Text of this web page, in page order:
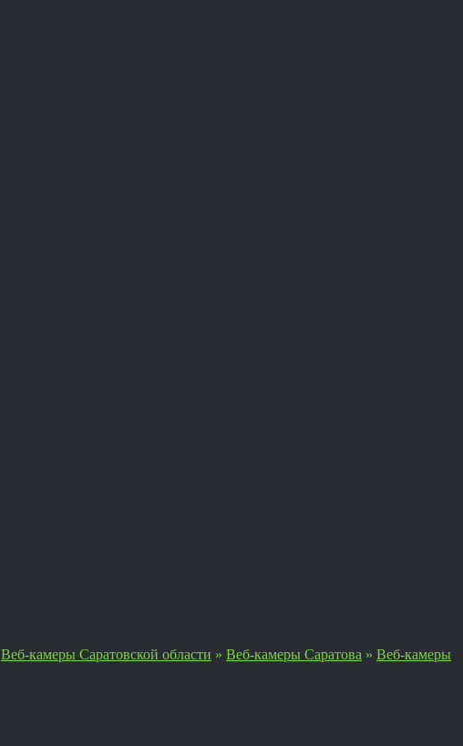
Веб-камеры Саратовской области » Веб-камеры Саратова » Веб-камеры